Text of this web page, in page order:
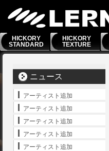
HICKORY
STANDARD
HICKORY
TEXTURE
ニュース
アーティスト追加
アーティスト追加
アーティスト追加
アーティスト追加
アーティスト追加